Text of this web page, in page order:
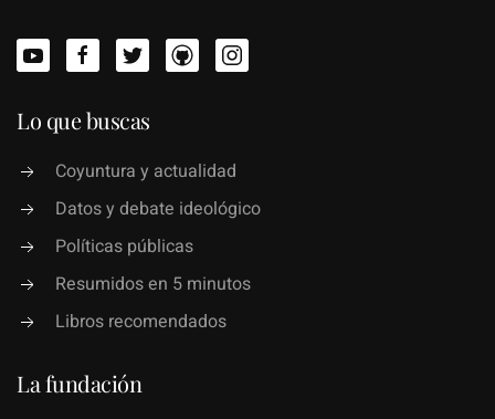
Lo que buscas
Coyuntura y actualidad
Datos y debate ideológico
Políticas públicas
Resumidos en 5 minutos
Libros recomendados
La fundación